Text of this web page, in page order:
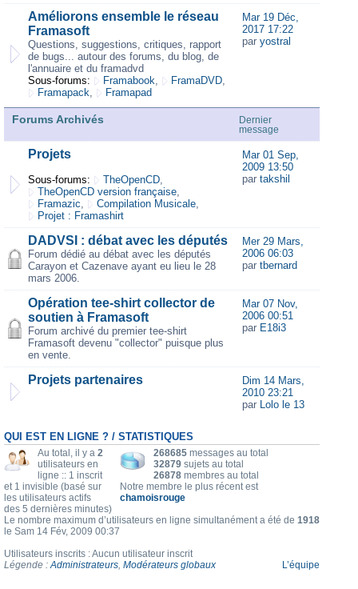
Améliorons ensemble le réseau
Framasoft
Questions, suggestions, critiques, rapport
de bugs... autour des forums, du blog, de
l'annuaire et du framadvd
Sous-forums:
Framabook, FramaDVD,
Framapack, Framapad
Mar 19 Déc,
2017 17:22
par yostral
Forums Archivés
Dernier
message
Projets
Sous-forums: TheOpenCD,
TheOpenCD version française,
Framazic, Compilation Musicale,
Projet : Framashirt
Mar 01 Sep,
2009 13:50
par takshil
DADVSI : débat avec les députés
Forum dédié au débat avec les députés
Carayon et Cazenave ayant eu lieu le 28
mars 2006.
Mer 29 Mars,
2006 06:03
par tbernard
Opération tee-shirt collector de
soutien à Framasoft
Forum archivé du premier tee-shirt
Framasoft devenu "collector" puisque plus
en vente.
Mar 07 Nov,
2006 00:51
par E18i3
Projets partenaires
Dim 14 Mars,
2010 23:21
par Lolo le 13
QUI EST EN LIGNE ? / STATISTIQUES
268685 messages au total
32879 sujets au total
26878 membres au total
Notre membre le plus récent est
chamoisrouge
Au total, il y a 2
utilisateurs en
ligne :: 1 inscrit
et 1 invisible (basé sur
les utilisateurs actifs
des 5 dernières minutes)
Le nombre maximum d’utilisateurs en ligne simultanément a été de 1918
le Sam 14 Fév, 2009 00:37
Utilisateurs inscrits : Aucun utilisateur inscrit
Légende :Administrateurs, Modérateurs globaux L’équipe